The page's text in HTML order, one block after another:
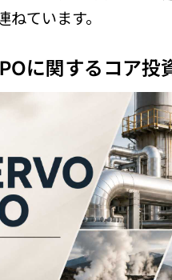
ねています。
に関するコア投